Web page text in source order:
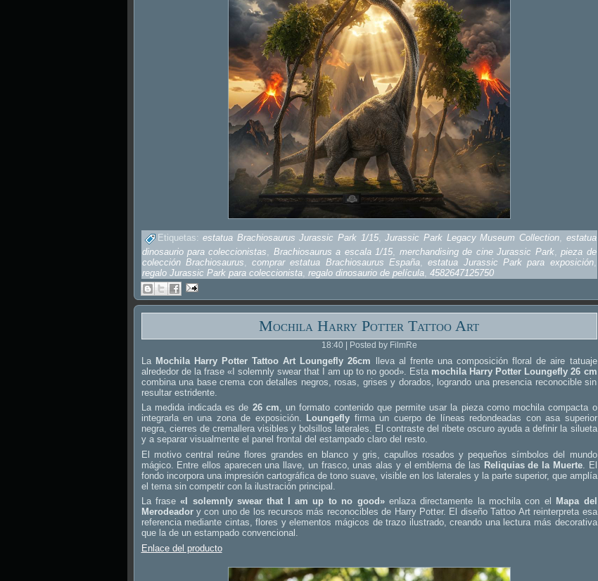
Etiquetas:estatua Brachiosaurus Jurassic Park 1/15,Jurassic Park Legacy Museum Collection, estatua
dinosaurio para coleccionistas
Brachiosaurus a escala 1/15 merchandising de cine Jurassic Park,pieza de
colección Brachiosaurus ,comprar estatua Brachiosaurus España ,estatua Jurassic Park para exposición,
regalo Jurassic Park para coleccionista, regalo dinosaurio de película, 4582647125750
Mochila Harry Potter Tattoo Art
18:40 | Posted by FilmRe
La Mochila Harry Potter Tattoo Art Loungefly 26cm lleva al frente una composición floral de aire tatuaje
alrededor de la frase «I solemnly swear that I am up to no good». Esta mochila Harry Potter Loungefly 26 cm
combina una base crema con detalles negros, rosas, grises y dorados, logrando una presencia reconocible sin
resultar estridente.
La medida indicada es de 26 cm, un formato contenido que permite usar la pieza como mochila compacta o
integrarla en una zona de exposición. Loungefly firma un cuerpo de líneas redondeadas con asa superior
negra, cierres de cremallera visibles y bolsillos laterales. El contraste del ribete oscuro ayuda a definir la silueta
y a separar visualmente el panel frontal del estampado claro del resto.
El motivo central reúne flores grandes en blanco y gris, capullos rosados y pequeños símbolos del mundo
mágico. Entre ellos aparecen una llave, un frasco, unas alas y el emblema de las Reliquias de la Muerte. El
fondo incorpora una impresión cartográfica de tono suave, visible en los laterales y la parte superior, que amplía
el tema sin competir con la ilustración principal.
La frase«I solemnly swear that I am up to no good»enlaza directamente la mochila con el
Mapa del
Merodeadory con uno de los recursos más reconocibles de Harry Potter. El diseño Tattoo Art reinterpreta esa
referencia mediante cintas, flores y elementos mágicos de trazo ilustrado, creando una lectura más decorativa
que la de un estampado convencional.
Enlace del producto